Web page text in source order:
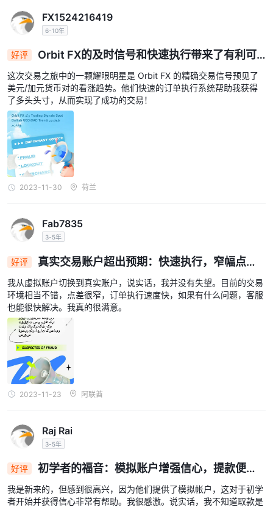
FX1524216419
6-10年
好评
Orbit FX的及时信号和快速执行带来了有利可
这次交易之旅中的一颗耀眼明星是 Orbit FX 的精确交易信号预见了
美元/加元货币对的看涨趋势。他们快速的订单执行系统帮助我获得
了多头头寸，从而实现了成功的交易！
2023-11-30 荷兰
Fab7835
3-5年
好评
真实交易账户超出预期：快速执行，窄幅点
我从虚拟账户切换到真实账户，说实话，我并没有失望。目前的交易
环境相当不错，点差很窄，订单执行速度快，如果有什么问题，客服
也能很快解决。我真的很满意。
2023-11-23 阿联酋
Raj Rai
3-5年
好评
初学者的福音：模拟账户增强信心，提款便利
我是新来的，但感到很高兴，因为他们提供了模拟帐户，这对于初学
者开始并获得信心非常有帮助。我很感激。说实话，我不知道取款是